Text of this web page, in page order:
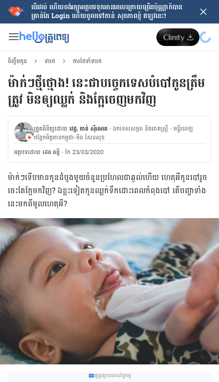
បើរវល់ ហើយចង់​រក្សាអត្ថបទទុកអានពេលក្រោយ​ច្រើនប៉ុណ្ណាក៏បាន
គ្រាន់តែ​ Login ហើយចូលទៅកាន់ សុខភាពខ្ញុំ ឥឡូវនេះ!
ចិញ្ចឹមកូន ទារក ការថែទាំទារក
ម៉ាក់ៗថ្មីថ្មោង! នេះជាបច្ចេកទេសបំបៅកូនត្រឹម
ត្រូវ មិនឲ្យឈ្លក់ និងក្អែចេញមកវិញ
ត្រួតពិនិត្យដោយ វេជ្ជ. ចាន់ ស៊ីណេត ·ឯកទេសសម្ភព និងរោគស្ត្រី ·ម​ន្ទីរពេទ្យ
បង្អែកមិត្តភាពកម្ពុជា-ចិន សែនសុខ
អត្ថបទ​ដោយ ដេត ធន្នី ·កែ 23/03/2020
ម៉ាក់ៗ​ទើប​មាន​កូន​ដំបូង​មួយ​ចំនួន​ប្រហែល​ជា​ឆ្ងល់​ហើយ ហេតុ​អី​កូន​បៅ​រួច​
ចេះ​តែ​ក្អែ​មក​វិញ? ឯ​ខ្លះ​ទៀត​កូន​ឈ្លក់​ទឹក​ដោះ​ពេល​កំពុង​បៅ តើ​បញ្ហា​ទាំង​
នេះ​មក​ពី​មូលហេតុ​អី?
ផ្សព្វផ្សាយពាណិជ្ជកម្ម